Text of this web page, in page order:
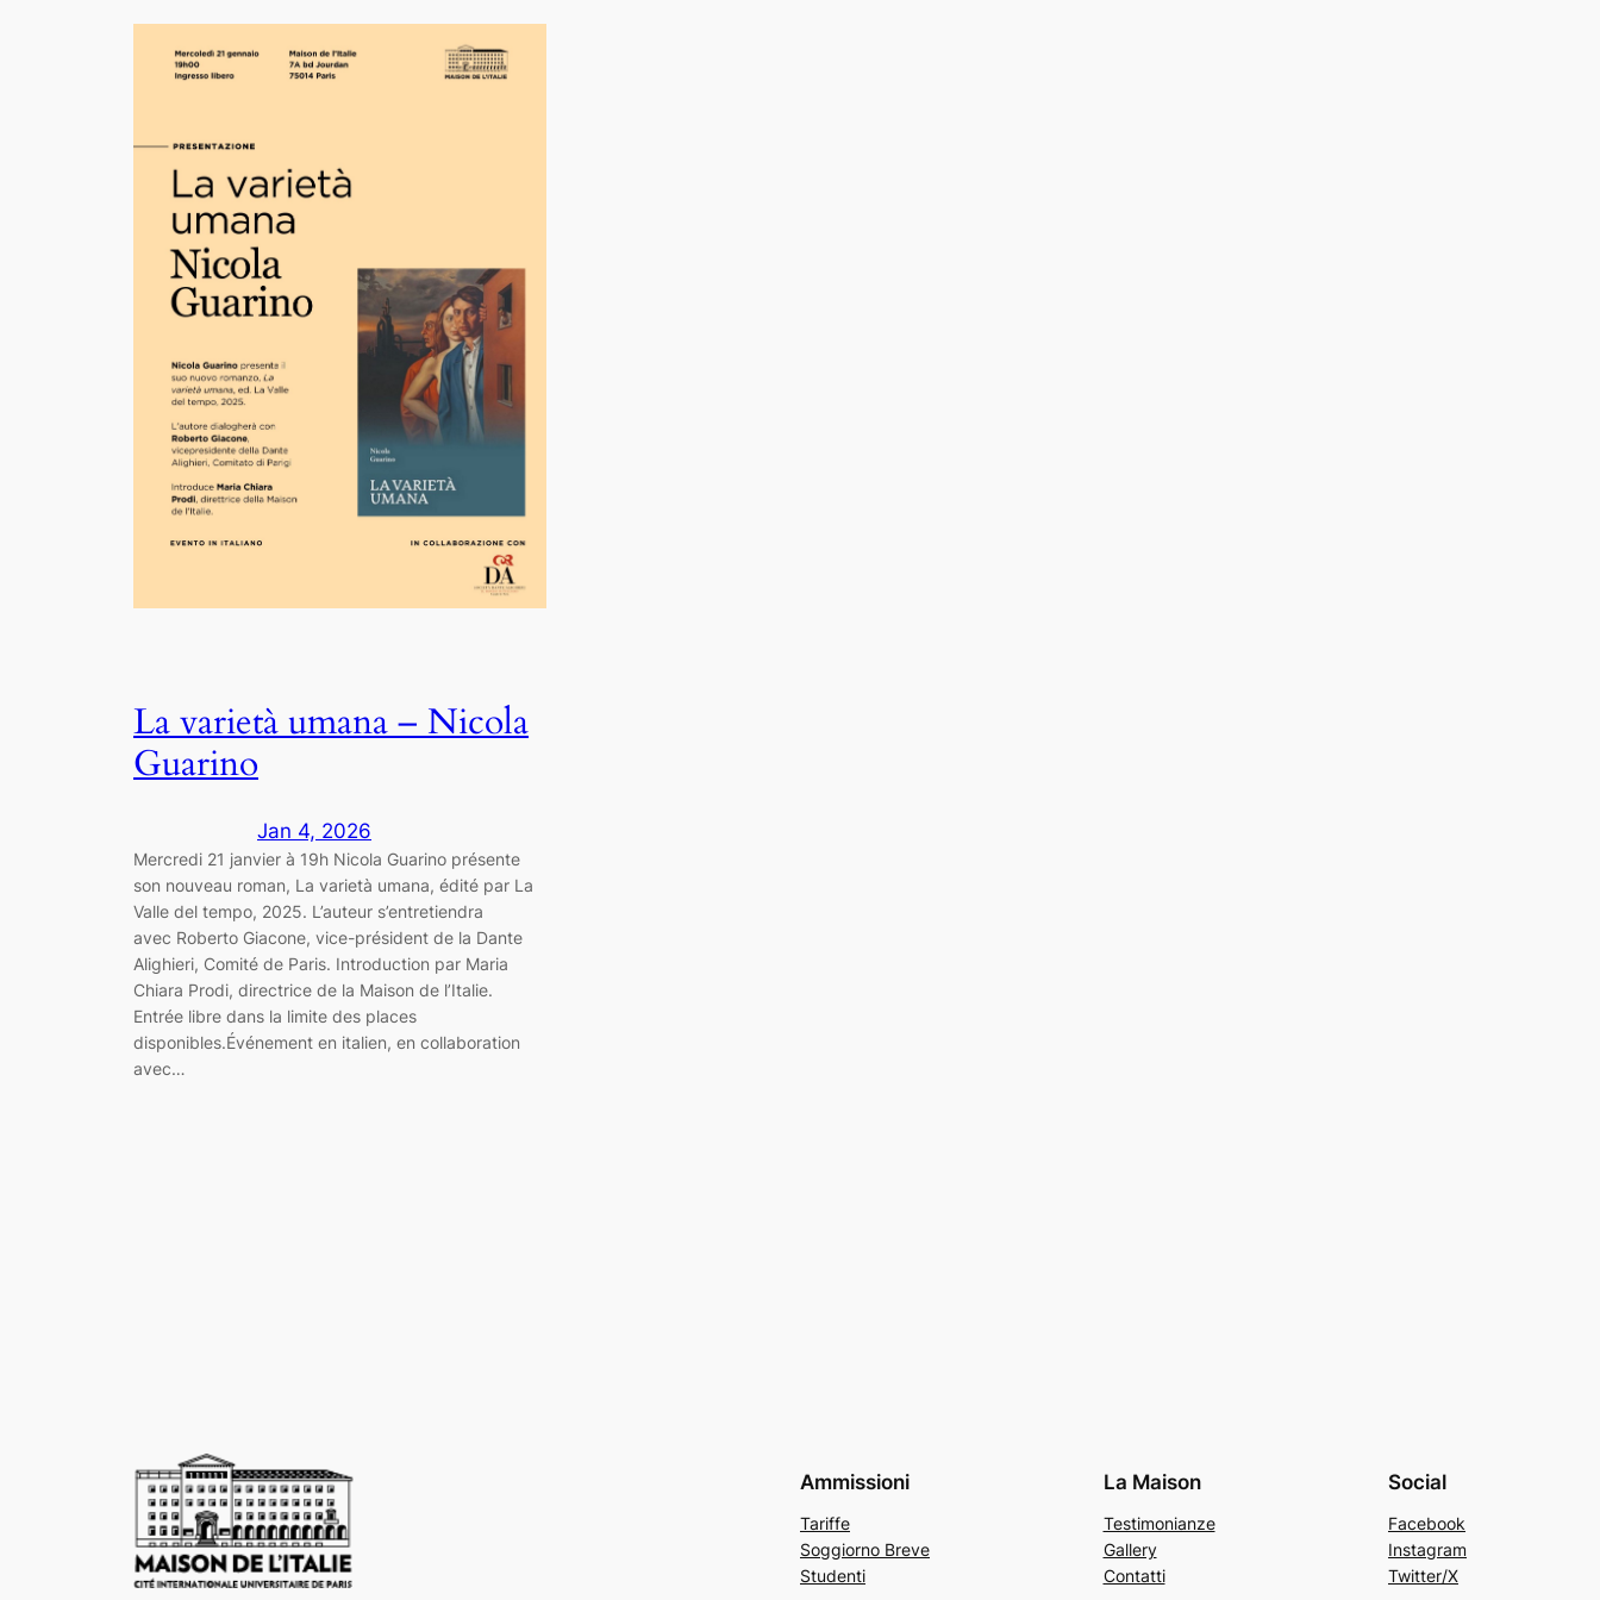
La varietà umana – Nicola
Guarino
Jan 4, 2026
Mercredi 21 janvier à 19h Nicola Guarino présente
son nouveau roman, La varietà umana, édité par La
Valle del tempo, 2025. L’auteur s’entretiendra
avec Roberto Giacone, vice-président de la Dante
Alighieri, Comité de Paris. Introduction par Maria
Chiara Prodi, directrice de la Maison de l’Italie.
Entrée libre dans la limite des places
disponibles.Événement en italien, en collaboration
avec…
Ammissioni
Tariffe
Soggiorno Breve
Studenti
La Maison
Testimonianze
Gallery
Contatti
Social
Facebook
Instagram
Twitter/X